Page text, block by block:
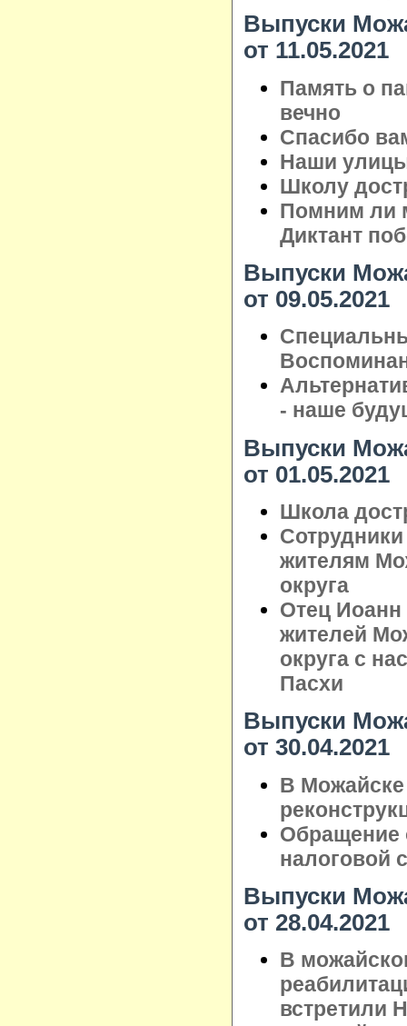
Выпуски
от 11.05.2021
Память о
вечно
Спасибо
Наши
Школу
Помним ли
Диктант
Выпуски
от 09.05.2021
- наше
Выпуски
от 01.05.2021
Школа
жителям
округа
Отец
жителей
округа с
Пасхи
Выпуски
от 30.04.2021
В
Обращение
налоговой
Выпуски
от 28.04.2021
В
встретили